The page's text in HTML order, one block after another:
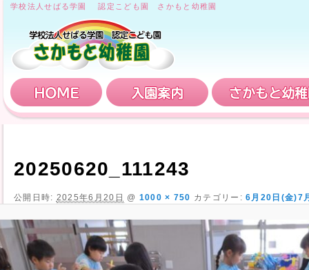
学校法人せばる学園 認定こども園 さかもと幼稚園
HOME 入園案内
20250620_111243
公開日時: 2025年6月20日 @ 1000 × 750 カテゴリー:6月20日(金)7